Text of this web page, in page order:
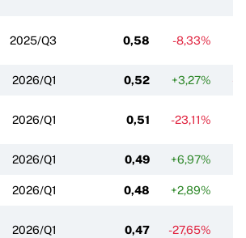
2025/Q3 0,58 -8,33%
2026/Q1 0,52 +3,27% -
2026/Q1 0,51 -23,11%
2026/Q1 0,49 +6,97%
2026/Q1 0,48 +2,89%
2026/Q1 0,47 -27,65%